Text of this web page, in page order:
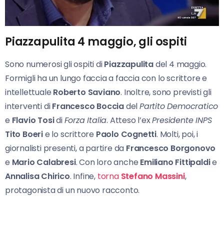
Piazzapulita 4 maggio, gli ospiti
Sono numerosi gli ospiti diPiazzapulitadel 4 maggio.
Formigli ha un lungo faccia a faccia con lo scrittore e
intellettuale Roberto Saviano. Inoltre, sono previsti gli
interventi diFrancesco BocciadelPartito Democratico
e Flavio TosidiForza Italia. Atteso l’exPresidente INPS
Tito Boerie lo scrittore Paolo Cognetti. Molti, poi, i
giornalisti presenti, a partire da Francesco Borgonovo
e Mario Calabresi. Con loro anche Emiliano Fittipaldie
Annalisa Chirico. Infine, torna Stefano Massini,
protagonista di un nuovo racconto.